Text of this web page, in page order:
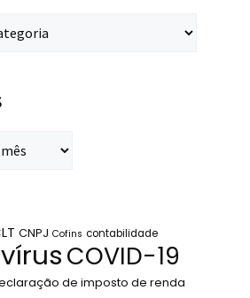
CNPJ Cofins contabilidade
COVID-19
de imposto de renda